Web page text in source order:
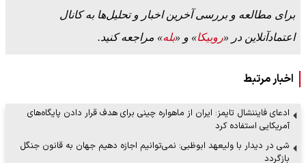
برای مطالعه و بررسی آخرین اخبار و تحلیل‌ها به کانال
اعتمادآنلاین در «روبیکا» و «بله» مراجعه کنید.
اخبار مرتبط
ادعای فایننشال تایمز: ایران از ماهواره چینی برای هدف قرار دادن پایگاه‌های
آمریکایی استفاده کرد
شی در دیدار با ولیعهد ابوظبی: نمی‌توانیم اجازه دهیم جهان به قانون جنگل
بازگردد